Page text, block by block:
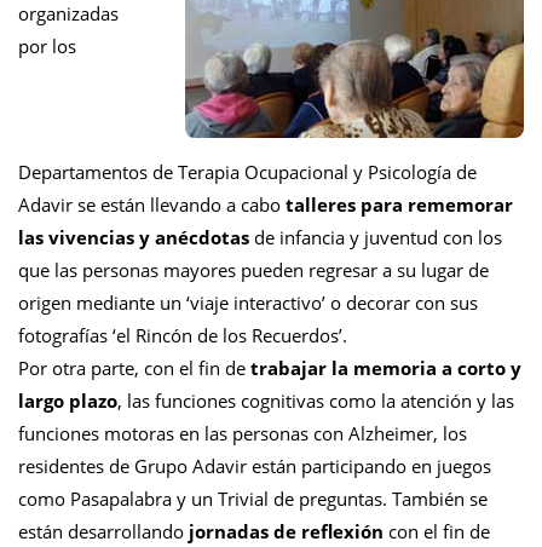
organizadas
por los
Departamentos de Terapia Ocupacional y Psicología de
Adavir se están llevando a cabo talleres para rememorar
las vivencias y anécdotas de infancia y juventud con los
que las personas mayores pueden regresar a su lugar de
origen mediante un ‘viaje interactivo’ o decorar con sus
fotografías ‘el Rincón de los Recuerdos’.
Por otra parte, con el fin de trabajar la memoria a corto y
largo plazo, las funciones cognitivas como la atención y las
funciones motoras en las personas con Alzheimer, los
residentes de Grupo Adavir están participando en juegos
como Pasapalabra y un Trivial de preguntas. También se
están desarrollando jornadas de reflexión con el fin de